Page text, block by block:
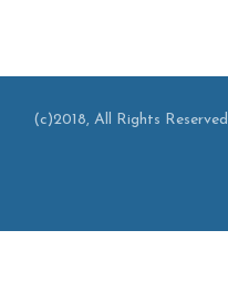
(c)2018, All Rights Reserved